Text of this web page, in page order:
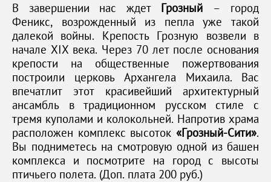
В завершении нас ждет Грозный – город
Феникс, возрожденный из пепла уже такой
далекой войны. Крепость Грозную возвели в
начале XIX века. Через 70 лет после основания
крепости на общественные пожертвования
построили церковь Архангела Михаила. Вас
впечатлит этот красивейший архитектурный
ансамбль в традиционном русском стиле с
тремя куполами и колокольней. Напротив храма
расположен комплекс высоток «Грозный-Сити».
Вы подниметесь на смотровую одной из башен
комплекса и посмотрите на город с высоты
птичьего полета. (Доп. плата 200 руб.)